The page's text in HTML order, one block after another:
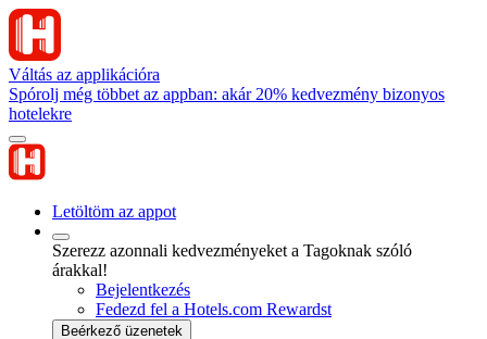
Váltás az applikációra
Spórolj még többet az appban: akár 20% kedvezmény bizonyos
hotelekre
Letöltöm az appot
Szerezz azonnali kedvezményeket a Tagoknak szóló
árakkal!
Bejelentkezés
Fedezd fel a Hotels.com Rewardst
Beérkező üzenetek